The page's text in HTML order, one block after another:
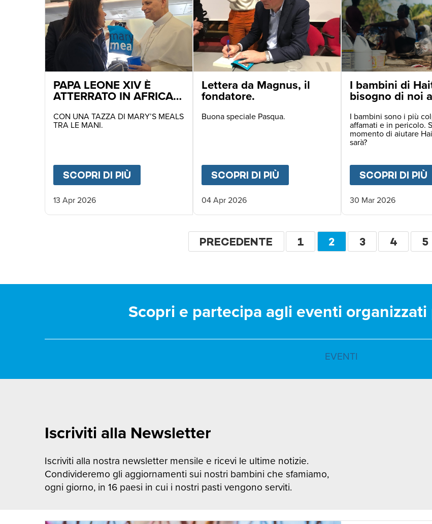
PAPA LEONE XIV È
ATTERRATO IN AFRICA
OGGI
CON UNA TAZZA DI MARY’S MEALS
TRA LE MANI.
SCOPRI DI PIÙ PAPA LEONE XIV È ATTERRATO IN AFRICA NELLE
13 Apr 2026
Lettera da Magnus, il
fondatore.
Buona speciale Pasqua.
SCOPRI DI PIÙ LETTERA DA MAGNUS,
04 Apr 2026
I bambini di
bisogno di noi
I bambini sono i più
affamati e in pericolo.
momento di aiutare
sarà?
SCOPRI DI PIÙ
30 Mar 2026
Paginazione
PAGINA
PRECEDENTE PAGINA
1
PAGINA
2 PAGINA
3 PAGINA
4 5
Scopri e partecipa agli eventi
EVENTI
Iscriviti alla Newsletter
Iscriviti alla nostra newsletter mensile e ricevi le ultime notizie.
Condivideremo gli aggiornamenti sui nostri bambini che sfamiamo,
ogni giorno, in 16 paesi in cui i nostri pasti vengono serviti.